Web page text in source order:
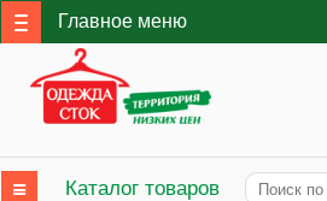
Главное меню
Каталог товаров